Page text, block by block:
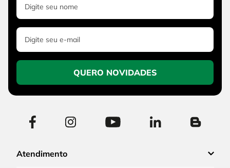
QUERO NOVIDADES
Atendimento